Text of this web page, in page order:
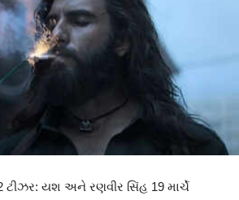
ટીઝર: યશ અને રણવીર સિંહ 19 માર્ચે